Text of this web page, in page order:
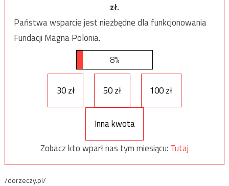
zł.
Państwa wsparcie jest niezbędne dla funkcjonowania
Fundacji Magna Polonia.
8%
30 zł 50 zł 100 zł
Inna kwota
Zobacz kto wparł nas tym miesiącu: Tutaj
/dorzeczy.pl/